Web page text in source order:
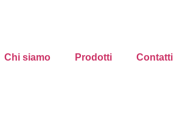
Chi siamo Prodotti Contatti